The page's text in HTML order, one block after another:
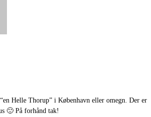
Helle Thorup” i København eller omegn. Der er
🙂 På forhånd tak!